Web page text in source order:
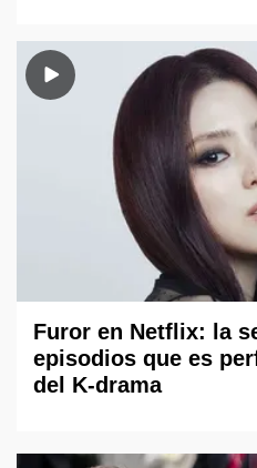
Furor en Netflix: la
episodios que es
del K-drama